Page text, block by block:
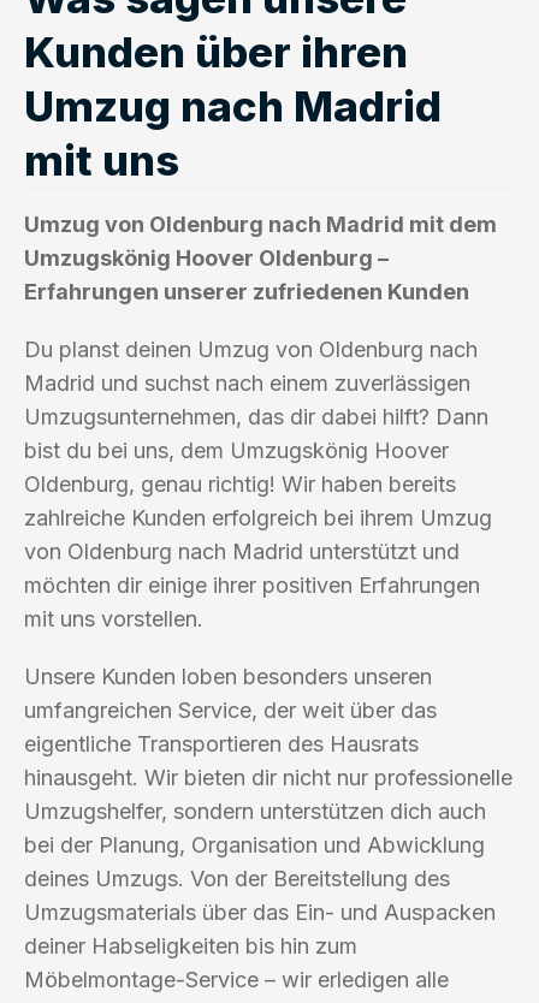
Kunden über ihren
Umzug nach Madrid
mit uns
Umzug von Oldenburg nach Madrid mit dem
Umzugskönig Hoover Oldenburg –
Erfahrungen unserer zufriedenen Kunden
Du planst deinen Umzug von Oldenburg nach
Madrid und suchst nach einem zuverlässigen
Umzugsunternehmen, das dir dabei hilft? Dann
bist du bei uns, dem Umzugskönig Hoover
Oldenburg, genau richtig! Wir haben bereits
zahlreiche Kunden erfolgreich bei ihrem Umzug
von Oldenburg nach Madrid unterstützt und
möchten dir einige ihrer positiven Erfahrungen
mit uns vorstellen.
Unsere Kunden loben besonders unseren
umfangreichen Service, der weit über das
eigentliche Transportieren des Hausrats
hinausgeht. Wir bieten dir nicht nur professionelle
Umzugshelfer, sondern unterstützen dich auch
bei der Planung, Organisation und Abwicklung
deines Umzugs. Von der Bereitstellung des
Umzugsmaterials über das Ein- und Auspacken
deiner Habseligkeiten bis hin zum
Möbelmontage-Service – wir erledigen alle